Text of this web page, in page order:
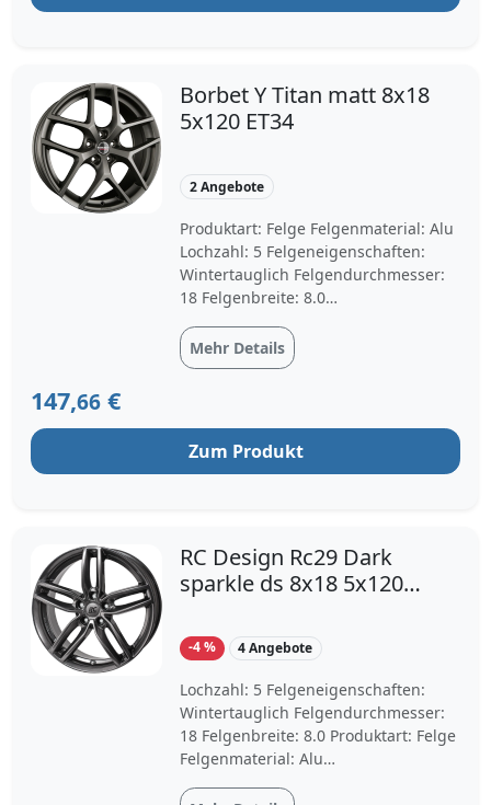
Borbet Y Titan matt 8x18
5x120 ET34
2 Angebote
Produktart: Felge Felgenmaterial: Alu
Lochzahl: 5 Felgeneigenschaften:
Wintertauglich Felgendurchmesser:
18 Felgenbreite: 8.0
Mittenbohrung: 72.5 Einpresstiefe: 34
Felgenfarbe: titan matt
Mehr Details
147,66 €
Zum Produkt
RC Design Rc29 Dark
sparkle ds 8x18 5x120
-4 % 4 Angebote
Lochzahl: 5 Felgeneigenschaften:
Wintertauglich Felgendurchmesser:
18 Felgenbreite: 8.0 Produktart: Felge
Felgenmaterial: Alu